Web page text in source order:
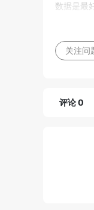
数据是最
关注问
评论 0